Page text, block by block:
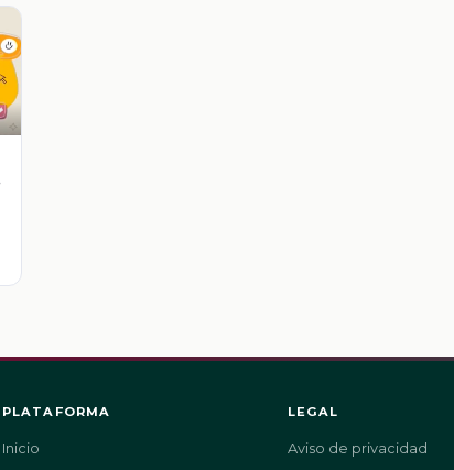
PLATAFORMA
Inicio
LEGAL
Aviso de privacidad